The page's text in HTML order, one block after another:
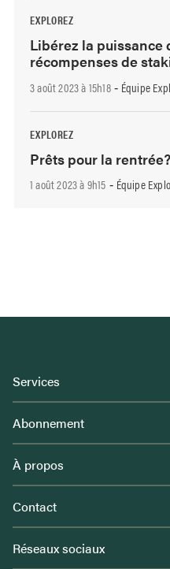
EXPLOREZ
Libérez la puissance
récompenses de
3 août 2023 à 15h18- Équipe
EXPLOREZ
Prêts pour la rentrée?
1 août 2023 à 9h15 - Équipe
Services
Abonnement
À propos
Contact
Réseaux sociaux